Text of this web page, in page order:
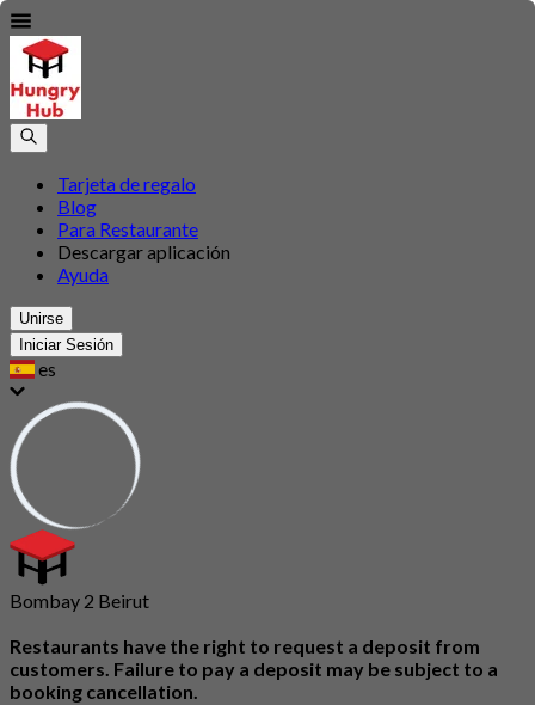
Tarjeta de regalo
Blog
Para Restaurante
Descargar aplicación
Ayuda
Unirse
Iniciar Sesión
es
Bombay 2 Beirut
Restaurants have the right to request a deposit from
customers. Failure to pay a deposit may be subject to a
booking cancellation.